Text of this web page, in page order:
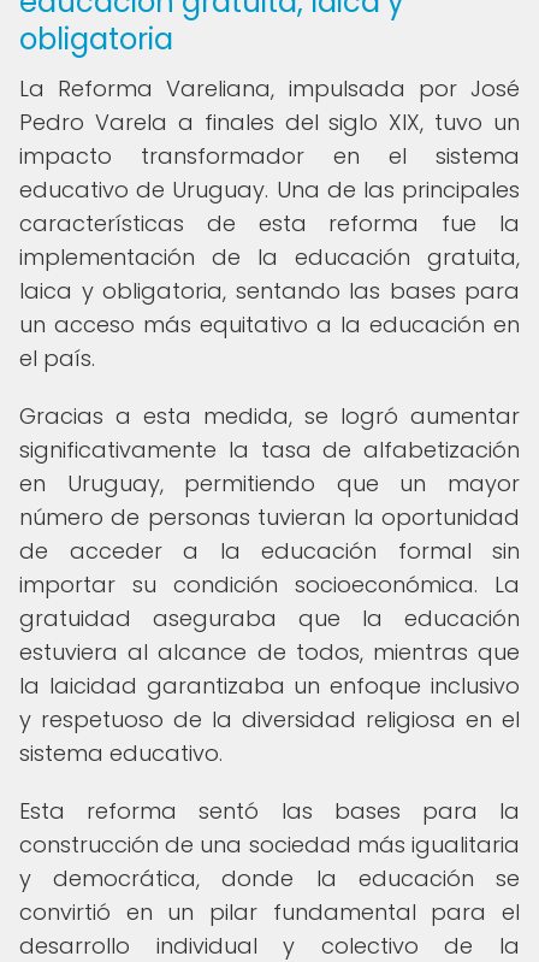
obligatoria
La Reforma Vareliana, impulsada por José
Pedro Varela a finales del siglo XIX, tuvo un
impacto transformador en el sistema
educativo de Uruguay. Una de las principales
características de esta reforma fue la
implementación de la educación gratuita,
laica y obligatoria, sentando las bases para
un acceso más equitativo a la educación en
el país.
Gracias a esta medida, se logró aumentar
significativamente la tasa de alfabetización
en Uruguay, permitiendo que un mayor
número de personas tuvieran la oportunidad
de acceder a la educación formal sin
importar su condición socioeconómica. La
gratuidad aseguraba que la educación
estuviera al alcance de todos, mientras que
la laicidad garantizaba un enfoque inclusivo
y respetuoso de la diversidad religiosa en el
sistema educativo.
Esta reforma sentó las bases para la
construcción de una sociedad más igualitaria
y democrática, donde la educación se
convirtió en un pilar fundamental para el
desarrollo individual y colectivo de la